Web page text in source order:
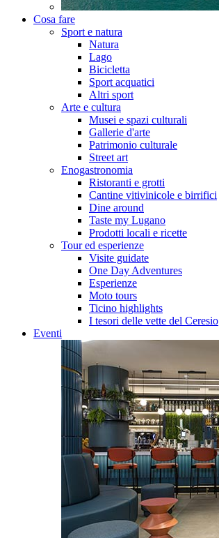
Cosa fare
Sport e natura
Natura
Lago
Bicicletta
Sport acquatici
Altri sport
Arte e cultura
Musei e spazi culturali
Gallerie d'arte
Patrimonio culturale
Street art
Enogastronomia
Ristoranti e grotti
Cantine vitivinicole e birrifici
Dine around
Taste my Lugano
Prodotti locali e ricette
Tour ed esperienze
Visite guidate
One Day Adventures
Esperienze
Moto tours
Ticino highlights
I tesori delle vette del Ceresio
Eventi